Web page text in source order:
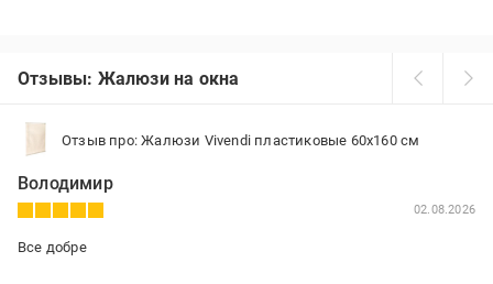
Отзывы: Жалюзи на окна
Отзыв про: Жалюзи Vivendi пластиковые 60х160 см
Володимир
02.08.2026
Все добре